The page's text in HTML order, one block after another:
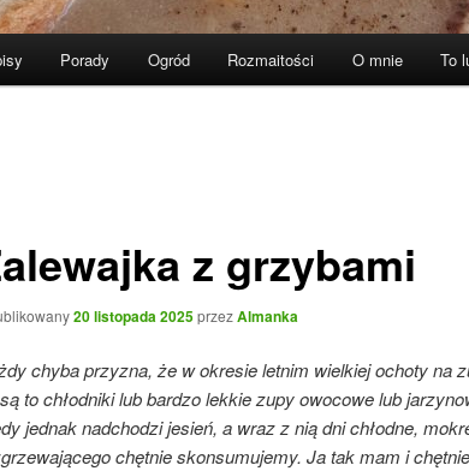
Porady Ogród Rozmaitości O mnie To
z grzybami
20 listopada 2025przezAlmanka
chyba przyzna, że w okresie letnim wielkiej ochoty na
to chłodniki lub bardzo lekkie zupy owocowe lub
jednak nadchodzi jesień, a wraz z nią dni chłodne,
chętnie skonsumujemy. Ja tak mam i